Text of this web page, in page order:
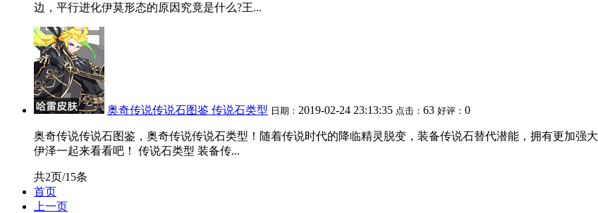
边，平行进化伊莫形态的原因究竟是什么?王...
奥奇传说传说石图鉴 传说石类型 日期： 2019-02-24 23:13:35 点击： 63 好评： 0
奥奇传说传说石图鉴，奥奇传说传说石类型！随着传说时代的降临精灵脱变，装备传说石替代潜能，拥有更加强
伊泽一起来看看吧！ 传说石类型 装备传...
共2页/15条
首页
上一页